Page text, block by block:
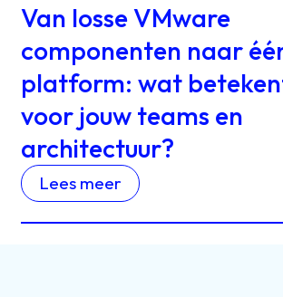
Van losse VMware
componenten naar
platform: wat
voor jouw teams en
architectuur?
Lees meer